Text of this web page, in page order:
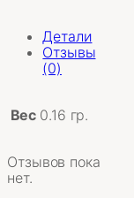
Детали
Отзывы
(0)
Вес 0.16 гр.
Отзывов пока
нет.